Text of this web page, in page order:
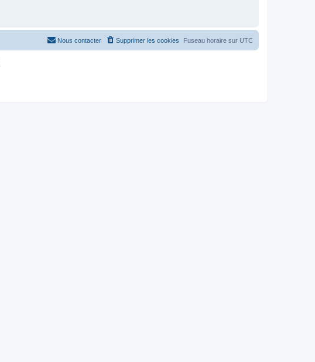
Fuseau horaire sur UTC
Supprimer les cookies
Nous contacter